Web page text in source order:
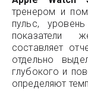
тренером и
пульс,
показатели
составляет
отдельно
глубокого и
определяют